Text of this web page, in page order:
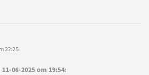
22:25
06-2025 om 19:54: